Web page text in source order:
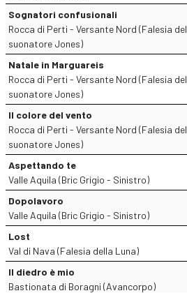
Sognatori confusionali
Rocca di Perti - Versante Nord (Falesia del
suonatore Jones)
Natale in Marguareis
Rocca di Perti - Versante Nord (Falesia del
suonatore Jones)
Il colore del vento
Rocca di Perti - Versante Nord (Falesia del
suonatore Jones)
Aspettando te
Valle Aquila (Bric Grigio - Sinistro)
Dopolavoro
Valle Aquila (Bric Grigio - Sinistro)
Lost
Val di Nava (Falesia della Luna)
Il diedro è mio
Bastionata di Boragni (Avancorpo)